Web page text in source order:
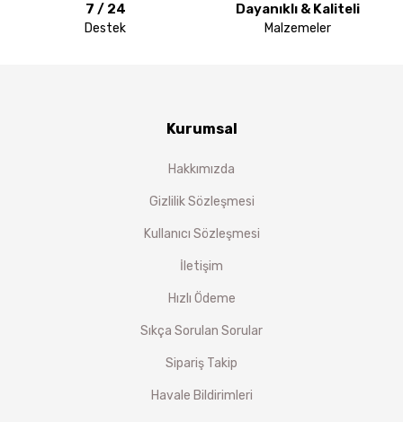
7 / 24
Destek
Dayanıklı & Kaliteli
Malzemeler
Kurumsal
Hakkımızda
Gizlilik Sözleşmesi
Kullanıcı Sözleşmesi
İletişim
Hızlı Ödeme
Sıkça Sorulan Sorular
Sipariş Takip
Havale Bildirimleri